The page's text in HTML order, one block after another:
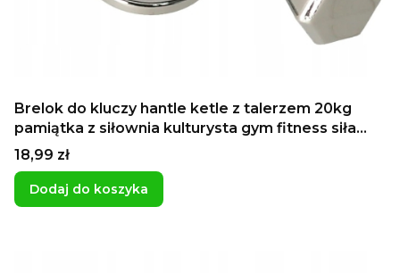
Brelok do kluczy hantle ketle z talerzem 20kg
pamiątka z siłownia kulturysta gym fitness siła
prezent dla chłopaka zawieszka do kluczy do
szafki
Cena
18,99 zł
Dodaj do koszyka